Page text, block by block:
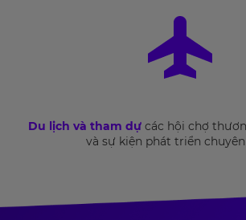
Du lịch và tham dự các hội chợ
và sự kiện phát triển